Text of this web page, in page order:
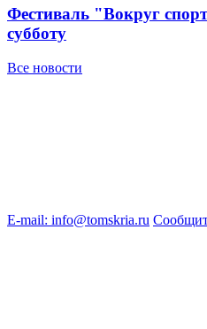
Фестиваль "Вокруг
субботу
Все новости
E-mail: info@tomskria.ru